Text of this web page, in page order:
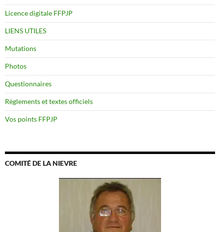
Licence digitale FFPJP
LIENS UTILES
Mutations
Photos
Questionnaires
Règlements et textes officiels
Vos points FFPJP
COMITÉ DE LA NIEVRE